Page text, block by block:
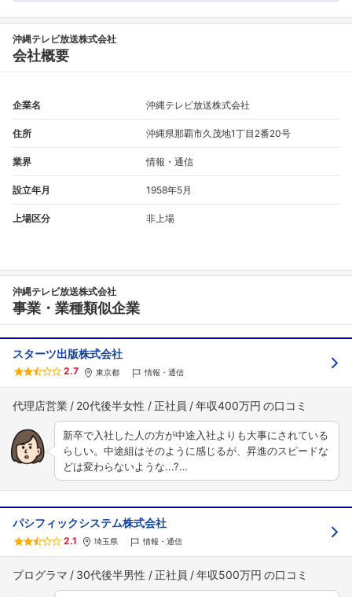
沖縄テレビ放送株式会社
会社概要
企業名 沖縄テレビ放送株式会社
住所 沖縄県那覇市久茂地1丁目2番20号
業界 情報・通信
設立年月 1958年5月
上場区分 非上場
沖縄テレビ放送株式会社
事業・業種類似企業
スターツ出版株式会社
2.7 東京都 情報・通信
代理店営業 20代後半女性 正社員 年収400万円
新卒で入社した人の方が中途入社よりも大事にされている
らしい。中途組はそのように感じるが、昇進のスピードな
どは変わらないような...?…
パシフィックシステム株式会社
2.1 埼玉県 情報・通信
プログラマ 30代後半男性 正社員 年収500万円